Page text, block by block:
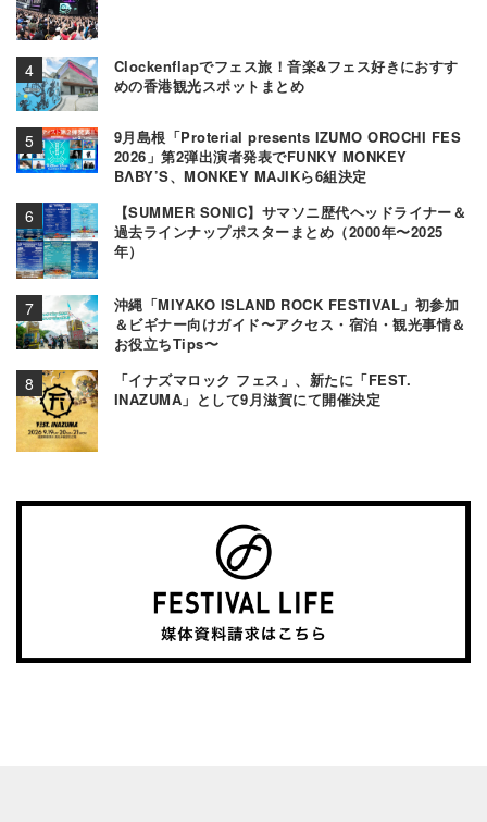
Clockenflapでフェス旅！音楽&フェス好きにおすす
めの香港観光スポットまとめ
9月島根「Proterial presents IZUMO OROCHI FES
2026」第2弾出演者発表でFUNKY MONKEY
BΛBY’S、MONKEY MAJIKら6組決定
【SUMMER SONIC】サマソニ歴代ヘッドライナー＆
過去ラインナップポスターまとめ（2000年〜2025
年）
沖縄「MIYAKO ISLAND ROCK FESTIVAL」初参加
＆ビギナー向けガイド〜アクセス・宿泊・観光事情＆
お役立ちTips〜
「イナズマロック フェス」、新たに「FEST.
INAZUMA」として9月滋賀にて開催決定